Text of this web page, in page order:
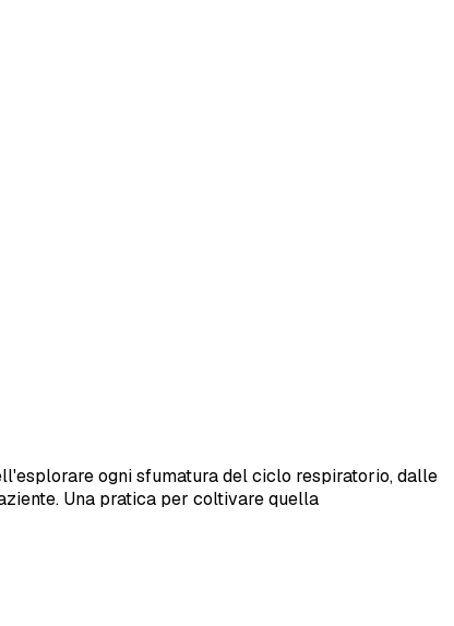
ogni sfumatura del ciclo respiratorio, dalle
Una pratica per coltivare quella